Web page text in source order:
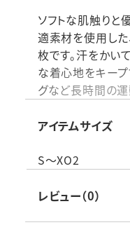
ソフトな肌触り
適素材を使用し
枚です。汗をかい
な着心地をキープ
グなど長時間の
ットがパフォーマ
としても、単体で
る高機能Tシャツで
アイテムサイズ
S～XO2
レビュー（0）